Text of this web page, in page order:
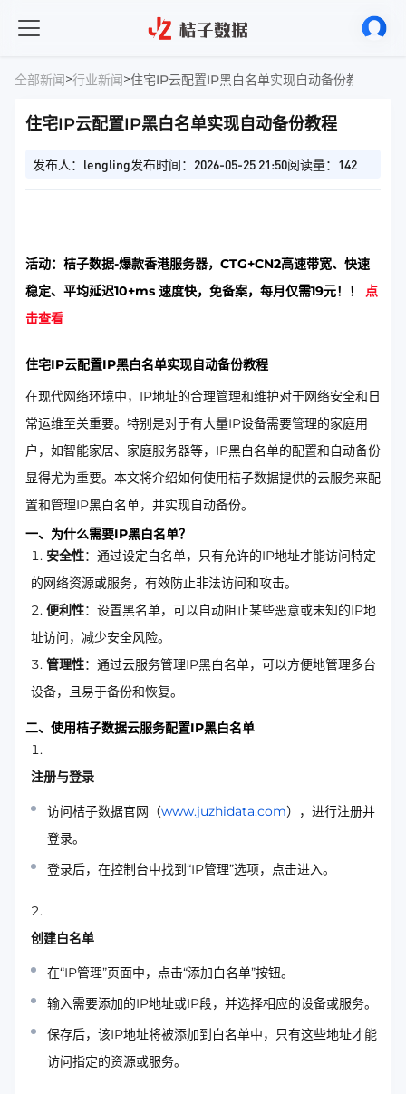
全部新闻>行业新闻>住宅IP云配置IP黑白名单实现自动备份教程
住宅IP云配置IP黑白名单实现自动备份教程
发布人：lengling发布时间：2026-05-25 21:50阅读量：142
活动：桔子数据-爆款香港服务器，CTG+CN2高速带宽、快速
稳定、平均延迟10+ms 速度快，免备案，每月仅需19元！！ 点
击查看
住宅IP云配置IP黑白名单实现自动备份教程
在现代网络环境中，IP地址的合理管理和维护对于网络安全和日
常运维至关重要。特别是对于有大量IP设备需要管理的家庭用
户，如智能家居、家庭服务器等，IP黑白名单的配置和自动备份
显得尤为重要。本文将介绍如何使用桔子数据提供的云服务来配
置和管理IP黑白名单，并实现自动备份。
一、为什么需要IP黑白名单？
安全性：通过设定白名单，只有允许的IP地址才能访问特定
的网络资源或服务，有效防止非法访问和攻击。
便利性：设置黑名单，可以自动阻止某些恶意或未知的IP地
址访问，减少安全风险。
管理性：通过云服务管理IP黑白名单，可以方便地管理多台
设备，且易于备份和恢复。
二、使用桔子数据云服务配置IP黑白名单
注册与登录
访问桔子数据官网（www.juzhidata.com），进行注册并
登录。
登录后，在控制台中找到“IP管理”选项，点击进入。
创建白名单
在“IP管理”页面中，点击“添加白名单”按钮。
输入需要添加的IP地址或IP段，并选择相应的设备或服务。
保存后，该IP地址将被添加到白名单中，只有这些地址才能
访问指定的资源或服务。